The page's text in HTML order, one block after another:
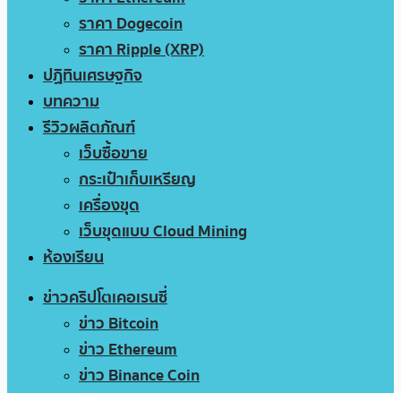
ราคา Dogecoin
ราคา Ripple (XRP)
ปฏิทินเศรษฐกิจ
บทความ
รีวิวผลิตภัณฑ์
เว็บซื้อขาย
กระเป๋าเก็บเหรียญ
เครื่องขุด
เว็บขุดแบบ Cloud Mining
ห้องเรียน
ข่าวคริปโตเคอเรนซี่
ข่าว Bitcoin
ข่าว Ethereum
ข่าว Binance Coin